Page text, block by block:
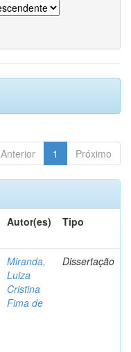
Anterior 1 Próximo
Autor(es) Tipo
Miranda,
Luiza
Cristina
Fima de
Dissertação